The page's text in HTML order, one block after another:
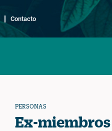
Contacto
PERSONAS
Ex-miembros